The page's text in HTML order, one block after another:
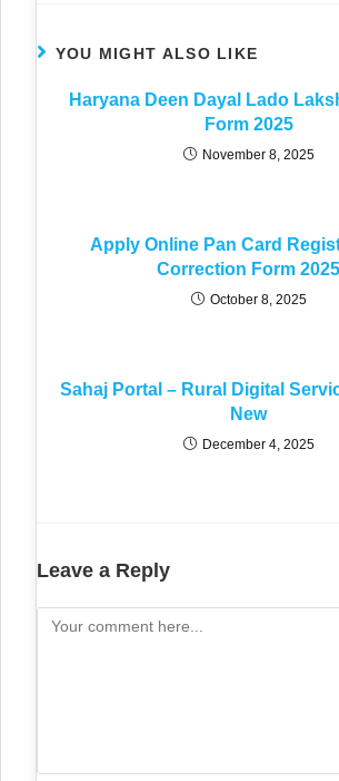
YOU MIGHT ALSO LIKE
Haryana Deen Dayal Lado
Form 2025
November 8, 2025
Apply Online Pan Card
Correction Form 2025
October 8, 2025
Sahaj Portal – Rural Digital
New
December 4, 2025
Leave a Reply